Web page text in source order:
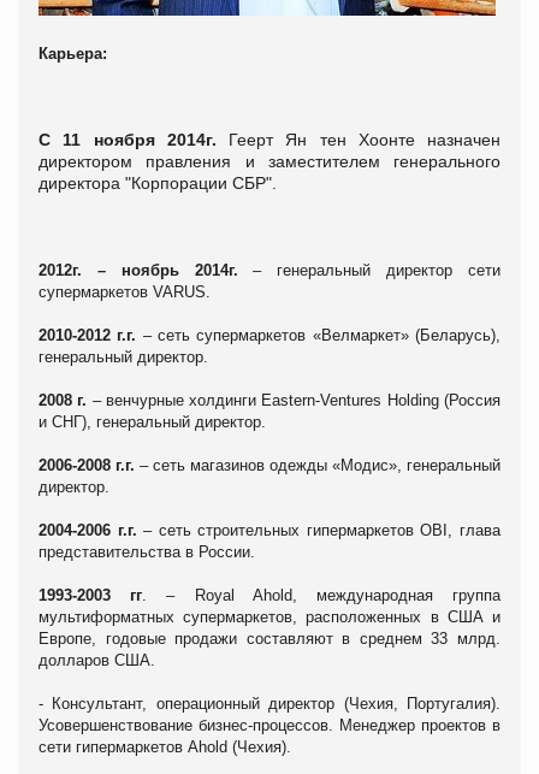
Карьера:
С 11 ноября 2014г. Геерт Ян тен Хоонте назначен
директором правления и заместителем генерального
директора "Корпорации СБР".
2012г. – ноябрь 2014г. – генеральный директор сети
супермаркетов VARUS
2010-2012 г.г. – сеть супермаркетов «Велмаркет» (Беларусь),
генеральный директор.
2008 г. – венчурные холдинги Eastern-Ventures Holding(Россия
и СНГ), генеральный директор.
2006-2008 г.г. – сеть магазинов одежды «Модис», генеральный
директор.
2004-2006 г.г. – сеть строительных гипермаркетовOBI , глава
представительства в России.
1993-2003 гг . – Royal Ahold, международная группа
мультиформатных супермаркетов, расположенных в США и
Европе, годовые продажи составляют в среднем 33 млрд.
долларов США.
- Консультант, операционный директор (Чехия, Португалия).
Усовершенствование бизнес-процессов. Менеджер проектов в
сети гипермаркетов Ahold (Чехия).